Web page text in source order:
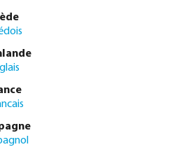
- délai de livraison minimum : 1-2
la quantité souhaitée ou